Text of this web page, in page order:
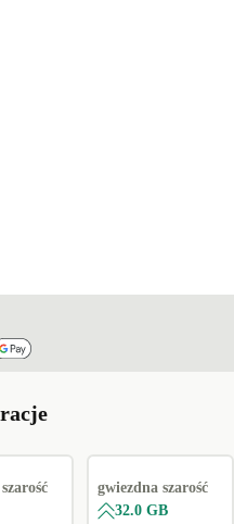
gwiezdna szarość
32.0 GB